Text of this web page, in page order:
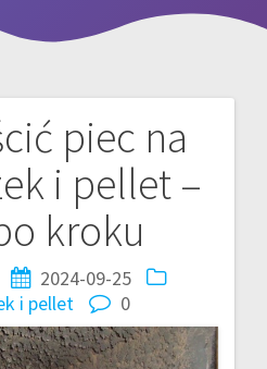
piec na
i pellet –
kroku
2024-09-25
i pellet
0